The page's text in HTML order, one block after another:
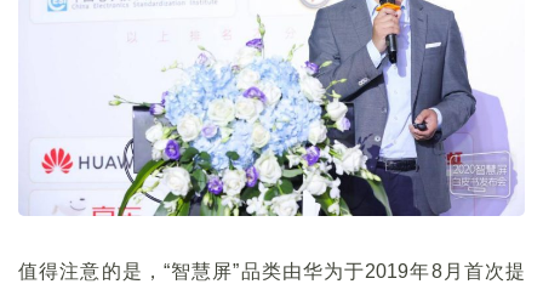
值得注意的是，“智慧屏”品类由华为于2019年8月首次提